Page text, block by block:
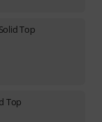
Top
Top